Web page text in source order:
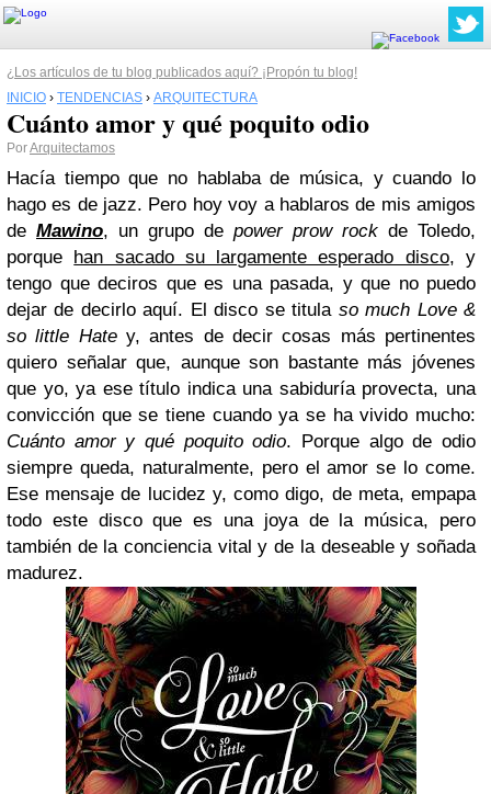
¿Los artículos de tu blog publicados aquí? ¡Propón tu blog!
INICIO › TENDENCIAS › ARQUITECTURA
Cuánto amor y qué poquito odio
PorArquitectamos
Hacía tiempo que no hablaba de música, y cuando lo
hago es de jazz. Pero hoy voy a hablaros de mis amigos
de Mawino, un grupo de power prow rock de Toledo,
porque han sacado su largamente esperado disco, y
tengo que deciros que es una pasada, y que no puedo
dejar de decirlo aquí. El disco se titula so much Love &
so little Hatey, antes de decir cosas más pertinentes
quiero señalar que, aunque son bastante más jóvenes
que yo, ya ese título indica una sabiduría provecta, una
convicción que se tiene cuando ya se ha vivido mucho:
Cuánto amor y qué poquito odio. Porque algo de odio
siempre queda, naturalmente, pero el amor se lo come.
Ese mensaje de lucidez y, como digo, de meta, empapa
todo este disco que es una joya de la música, pero
también de la conciencia vital y de la deseable y soñada
madurez.